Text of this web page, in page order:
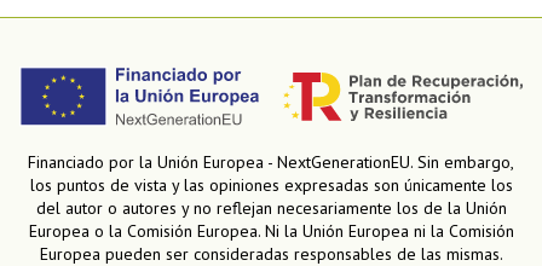
Financiado por la Unión Europea - NextGenerationEU. Sin embargo,
los puntos de vista y las opiniones expresadas son únicamente los
del autor o autores y no reflejan necesariamente los de la Unión
Europea o la Comisión Europea. Ni la Unión Europea ni la Comisión
Europea pueden ser consideradas responsables de las mismas.